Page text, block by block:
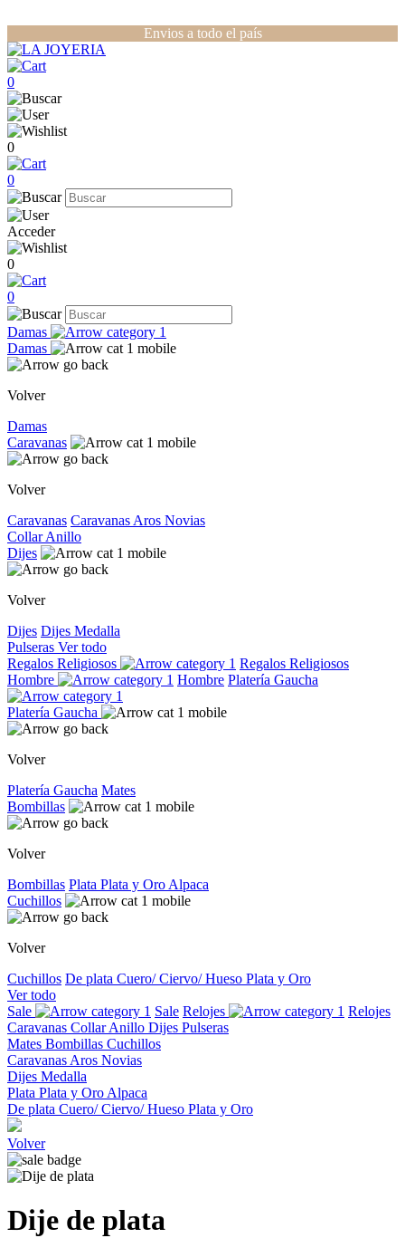
Envios a todo el país
0
0
0
Acceder
0
0
Damas
Damas
Volver
Damas
Caravanas
Volver
Caravanas Caravanas Aros Novias
CollarAnillo
Dijes
Volver
Dijes Dijes Medalla
Pulseras Ver todo
Regalos Religiosos
Regalos Religiosos
Hombre
Hombre Platería Gaucha
Platería Gaucha
Volver
Platería Gaucha Mates
Bombillas
Volver
Bombillas Plata Plata y Oro Alpaca
Cuchillos
Volver
Cuchillos De plata Cuero/ Ciervo/ Hueso Plata y Oro
Ver todo
Sale
Sale Relojes
Relojes
Caravanas CollarAnillo Dijes Pulseras
Mates Bombillas Cuchillos
Caravanas Aros Novias
Dijes Medalla
Plata Plata y Oro Alpaca
De plata Cuero/ Ciervo/ Hueso Plata y Oro
Volver
Dije de plata